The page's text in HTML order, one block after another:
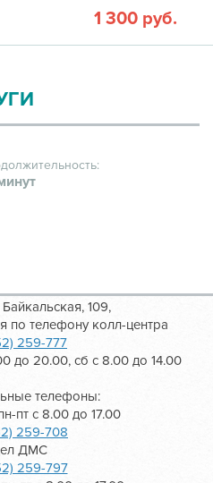
1 300 руб.
Байкальская, 109,
по телефону колл-центра
259-777
до 20.00, сб с 8.00 до 14.00
телефоны:
пт с 8.00 до 17.00
259-708
ДМС
259-797